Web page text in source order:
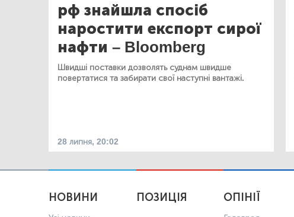
рф знайшла спосіб
наростити експорт сирої
нафти – Bloomberg
Швидші поставки дозволять суднам швидше
повертатися та забирати свої наступні вантажі.
28 липня, 20:02
НОВИНИ ПОЗИЦІЯ ОПІНІЇ